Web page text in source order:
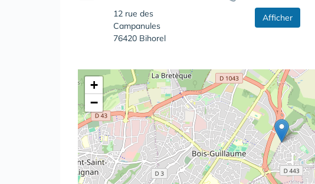
12 rue des
Campanules
76420 Bihorel
Afficher
+
−